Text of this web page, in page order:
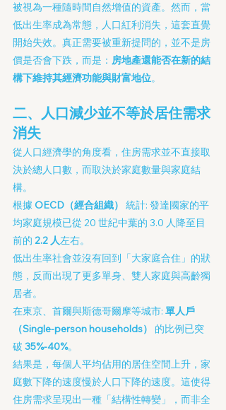
被視為一種隨時間自然增值的資產。然而，當
低出生率成為常態，人口紅利消失，這套直覺
開始失效。真正需要被重新提問的，並不是房
價是否會下跌，而是： 房地產還能否在新的結
構下維持其經濟功能與財富地位。
二、人口減少並不等於居住需求
消失
從人口經濟學的角度看，住房需求並不直接取
決於總人口數，而取決於家庭數量與家庭結
構。
根據 OECD（經合組織）
統計: 發達國家的平
均家庭規模已從 20 世紀中葉的 3.0 人降至目
前的 2.2 人左右。
低出生率社會並沒有回到「大家庭合住」的狀
態，反而出現了更多單身、雙人家庭與高齡獨
居者。
在東京、首爾與斯德哥爾摩等城市: 單人戶
（Single-person households）
的比例已突
破 35%-40%。
結果是，每個人平均佔用的居住空間上升，家
庭數下降的速度慢於人口下降的速度。這使得
住房需求呈現出一種「結構性轉變」，而非全